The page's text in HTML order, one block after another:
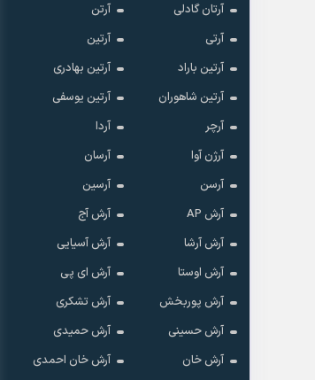
آرتان گادلی
آرتن
آرتی
آرتین
آرتین باراد
آرتین بهادری
آرتین شاهوران
آرتین یوسفی
آرچر
آردا
آرژن آوا
آرسان
آرسن
آرسین
آرش AP
آرش آج
آرش آرشا
آرش آسیایی
آرش اوستا
آرش ای پی
آرش پوربخش
آرش تشکری
آرش حسینی
آرش حمیدی
آرش خان
آرش خان احمدی